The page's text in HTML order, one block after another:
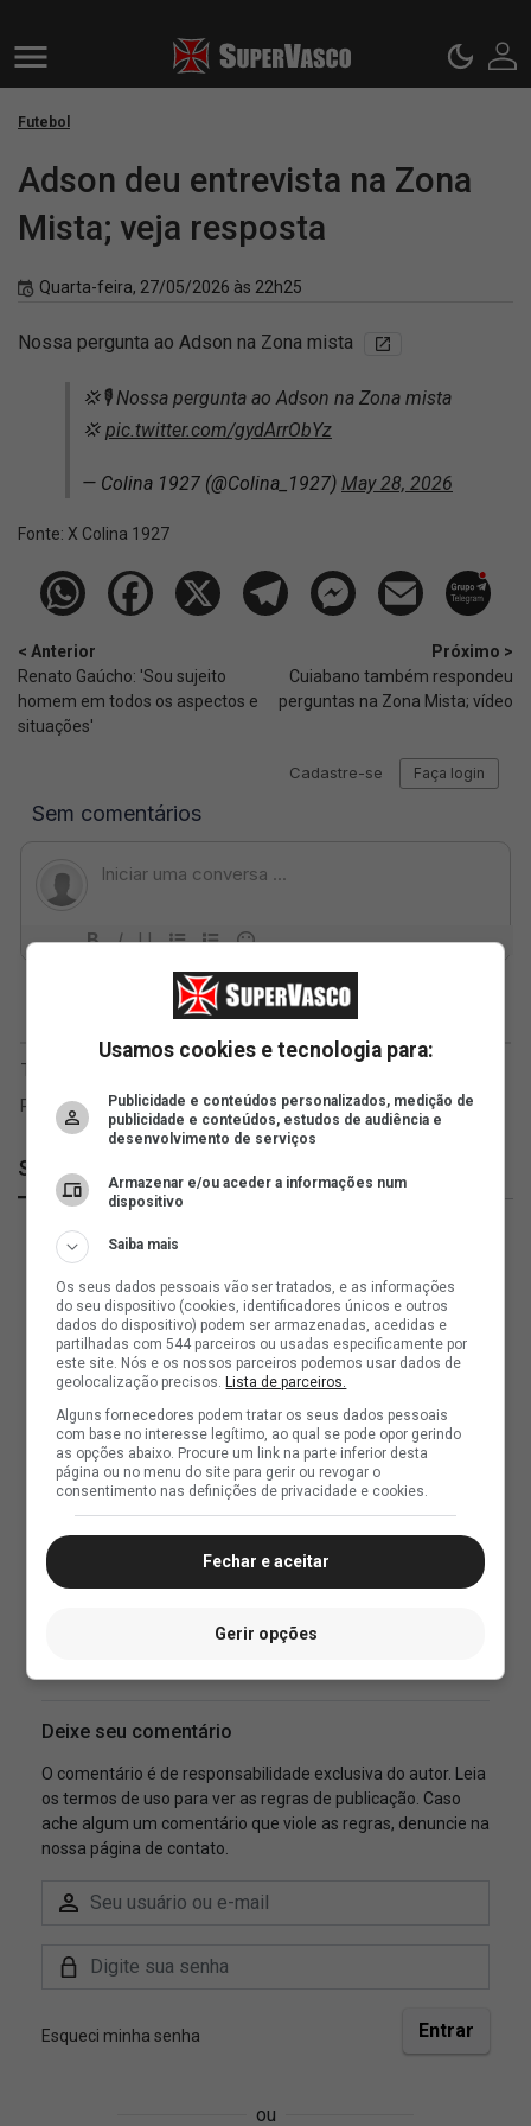
Futebol
Adson deu entrevista na Zona
Mista; veja resposta
Quarta-feira, 27/05/2026 às 22h25
Nossa pergunta ao Adson na Zona mista
💢🎙️ Nossa pergunta ao Adson na Zona mista
💢 pic.twitter.com/gydArrObYz
— Colina 1927 (@Colina_1927) May 28, 2026
Fonte: X Colina 1927
< Anterior
Renato Gaúcho: 'Sou sujeito
homem em todos os aspectos e
situações'
Próximo >
Cuiabano também respondeu
perguntas na Zona Mista; vídeo
SuperVasco
Usamos cookies e tecnologia para:
Publicidade e conteúdos personalizados, medição de
publicidade e conteúdos, estudos de audiência e
desenvolvimento de serviços
Armazenar e/ou aceder a informações num
dispositivo
Saiba mais
Os seus dados pessoais vão ser tratados, e as informações
do seu dispositivo (cookies, identificadores únicos e outros
dados do dispositivo) podem ser armazenadas, acedidas e
partilhadas com 544 parceiros ou usadas especificamente por
este site. Nós e os nossos parceiros podemos usar dados de
geolocalização precisos. Lista de parceiros.
Alguns fornecedores podem tratar os seus dados pessoais
com base no interesse legítimo, ao qual se pode opor gerindo
as opções abaixo. Procure um link na parte inferior desta
página ou no menu do site para gerir ou revogar o
consentimento nas definições de privacidade e cookies.
Fechar e aceitar
Gerir opções